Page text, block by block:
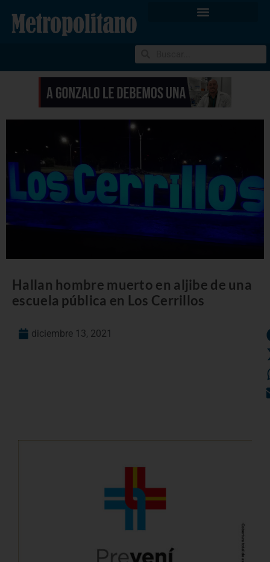
Hallan hombre muerto en aljibe de una
escuela pública en Los Cerrillos
diciembre 13, 2021